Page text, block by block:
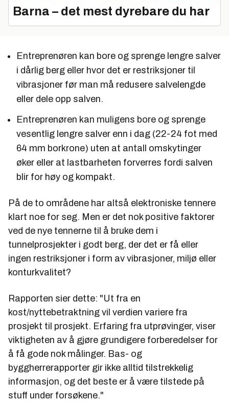
Barna – det mest dyrebare du har
Entreprenøren kan bore og sprenge lengre salver
i dårlig berg eller hvor det er restriksjoner til
vibrasjoner før man må redusere salvelengde
eller dele opp salven.
Entreprenøren kan muligens bore og sprenge
vesentlig lengre salver enn i dag (22-24 fot med
64 mm borkrone) uten at antall omskytinger
øker eller at lastbarheten forverres fordi salven
blir for høy og kompakt.
På de to områdene har altså elektroniske tennere
klart noe for seg. Men er det nok positive faktorer
ved de nye tennerne til å bruke dem i
tunnelprosjekter i godt berg, der det er få eller
ingen restriksjoner i form av vibrasjoner, miljø eller
konturkvalitet?
Rapporten sier dette: "Ut fra en
kost/nyttebetraktning vil verdien variere fra
prosjekt til prosjekt. Erfaring fra utprøvinger, viser
viktigheten av å gjøre grundigere forberedelser for
å få gode nok målinger. Bas- og
byggherrerapporter gir ikke alltid tilstrekkelig
informasjon, og det beste er å være tilstede på
stuff under forsøkene."